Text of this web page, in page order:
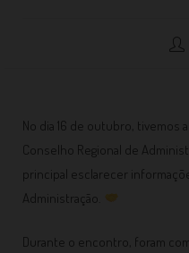
No dia 16 de outubro, tivemos
Conselho Regional de
principal esclarecer
Administração.
Durante o encontro, foram